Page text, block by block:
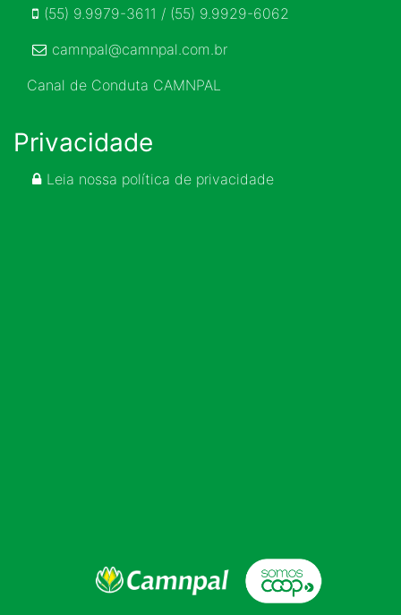
(55) 9.9979-3611 / (55) 9.9929-6062
camnpal@camnpal.com.br
Canal de Conduta CAMNPAL
Privacidade
Leia nossa política de privacidade